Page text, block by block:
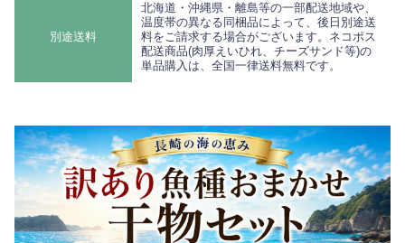
別途送料
北海道・沖縄県・離島等の一部配送地域や、
温度帯の異なる同梱品によって、後日別途送
料をご請求する場合がございます。ネコポス
配送商品(肉厚えいひれ、チーズサンド等)の
単品購入は、全国一律送料無料です。